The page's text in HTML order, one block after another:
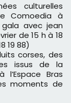
culturelles
Comoedia à
avec jean
de 15 h à 18
19 88)
corses, des
issus de la
Bras
moments de